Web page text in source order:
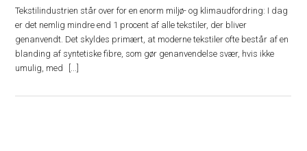
Tekstilindustrien står over for en enorm miljø- og klimaudfordring: I dag
er det nemlig mindre end 1 procent af alle tekstiler, der bliver
genanvendt. Det skyldes primært, at moderne tekstiler ofte består af en
blanding af syntetiske fibre, som gør genanvendelse svær, hvis ikke
umulig, med